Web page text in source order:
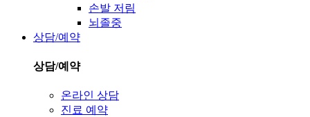
손발 저림
뇌졸중
상담/예약
상담/예약
온라인 상담
진료 예약